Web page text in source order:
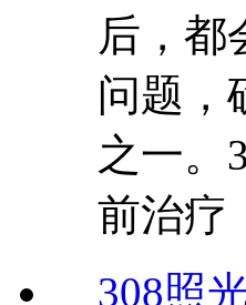
后，都
问题，
之一。
前治疗
308照